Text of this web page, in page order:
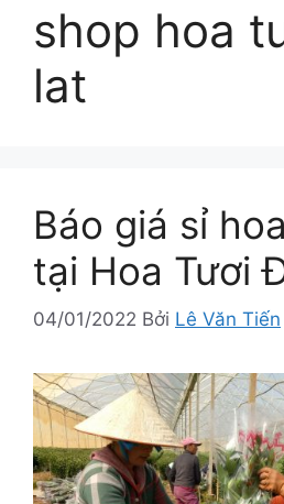
shop hoa
lat
Báo giá sỉ
tại Hoa Tươi
04/01/2022 Bởi Lê Văn Tiến